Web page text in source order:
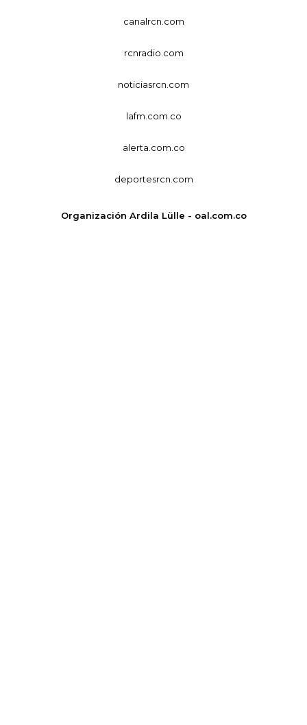
canalrcn.com
rcnradio.com
noticiasrcn.com
lafm.com.co
alerta.com.co
deportesrcn.com
Organización Ardila Lülle - oal.com.co